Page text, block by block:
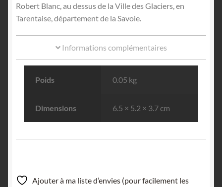
Robert Blanc, au dessus de la Ville des Glaciers, en
Tarentaise, département de la Savoie.
Informations complémentaires
Poids 0.05 kg
Dimensions 6.5 × 5.2 × 3.7 cm
Ajouter à ma liste d’envies (pour facilement les